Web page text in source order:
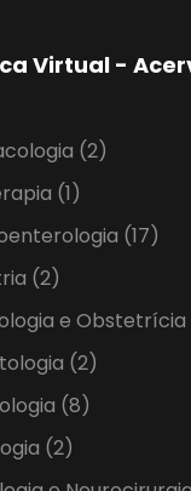
Virtual -
(2)
(1)
(17)
(2)
e Obstetrícia
(2)
(8)
(2)